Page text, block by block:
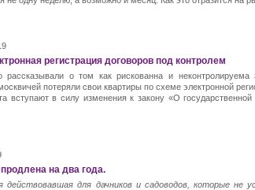
регистрация договоров под контролем
рассказывали о том как рискованна и неконтролируема
потеряли свои квартиры по схеме электронной
вступают в силу изменения к закону «О
на два года.
действовавшая для дачников и садоводов, которые не